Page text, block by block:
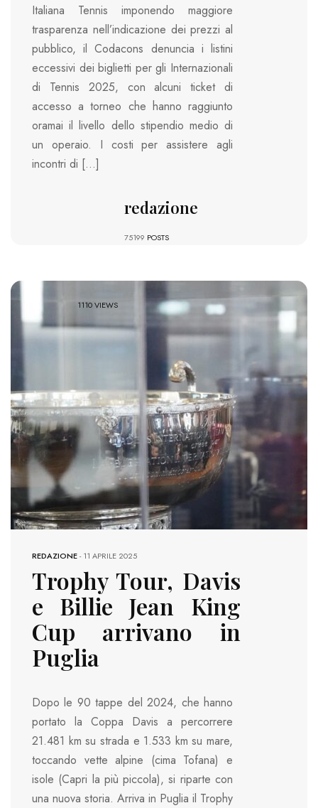
Italiana Tennis imponendo maggiore
trasparenza nell’indicazione dei prezzi al
pubblico, il Codacons denuncia i listini
eccessivi dei biglietti per gli Internazionali
di Tennis 2025, con alcuni ticket di
accesso a torneo che hanno raggiunto
oramai il livello dello stipendio medio di
un operaio. I costi per assistere agli
incontri di […]
redazione
75199 POSTS
1110 VIEWS
REDAZIONE-11 APRILE 2025
Trophy Tour, Davis
e Billie Jean King
Cup arrivano in
Puglia
Dopo le 90 tappe del 2024, che hanno
portato la Coppa Davis a percorrere
21.481 km su strada e 1.533 km su mare,
toccando vette alpine (cima Tofana) e
isole (Capri la più piccola), si riparte con
una nuova storia. Arriva in Puglia il Trophy